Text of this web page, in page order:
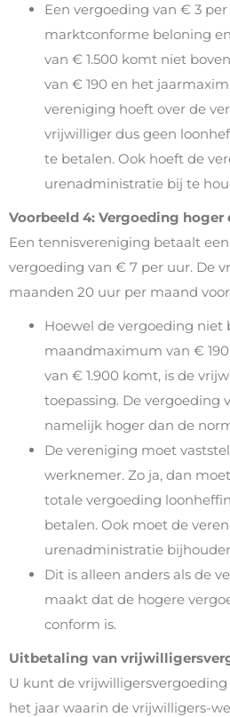
Een vergoeding van € 3
marktconforme beloning
van € 1.500 komt niet
van € 190 en het
vereniging hoeft over de
vrijwilliger dus geen
te betalen. Ook hoeft de
urenadministratie bij te
Voorbeeld 4: Vergoeding
Een tennisvereniging betaalt
vergoeding van € 7 per uur. De
maanden 20 uur per maand
Hoewel de vergoeding niet
maandmaximum van €
van € 1.900 komt, is de
toepassing. De vergoeding
namelijk hoger dan de
De vereniging moet
werknemer. Zo ja, dan
totale vergoeding
betalen. Ook moet de
urenadministratie
Dit is alleen anders als de
maakt dat de hogere
conform is.
Uitbetaling van
U kunt de
het jaar waarin de vrijwilligers-